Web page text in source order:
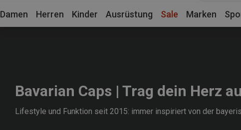
Damen Herren Kinder Ausrüstung Sale Marken
Bavarian Caps | Trag dein Herz
Lifestyle und Funktion seit 2015: immer inspiriert von der